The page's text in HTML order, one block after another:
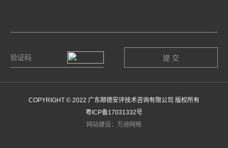
COPYRIGHT © 2022 广东顺德安评技术咨询有限公司 版权所有
粤ICP备17031332号
网站建设：万迪网络